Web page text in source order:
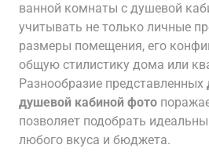
ванной комнаты с душевой
учитывать не только личные
размеры помещения, его
общую стилистику дома или
Разнообразие представленных
душевой кабиной фото
позволяет подобрать
любого вкуса и бюджета.